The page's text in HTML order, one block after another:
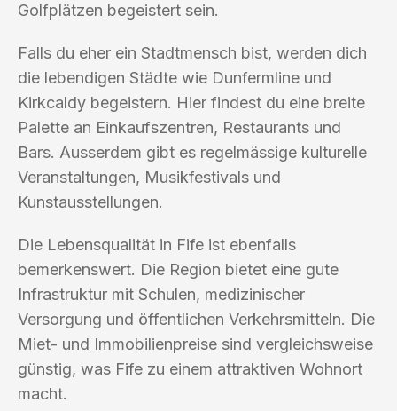
Golfplätzen begeistert sein.
Falls du eher ein Stadtmensch bist, werden dich
die lebendigen Städte wie Dunfermline und
Kirkcaldy begeistern. Hier findest du eine breite
Palette an Einkaufszentren, Restaurants und
Bars. Ausserdem gibt es regelmässige kulturelle
Veranstaltungen, Musikfestivals und
Kunstausstellungen.
Die Lebensqualität in Fife ist ebenfalls
bemerkenswert. Die Region bietet eine gute
Infrastruktur mit Schulen, medizinischer
Versorgung und öffentlichen Verkehrsmitteln. Die
Miet- und Immobilienpreise sind vergleichsweise
günstig, was Fife zu einem attraktiven Wohnort
macht.